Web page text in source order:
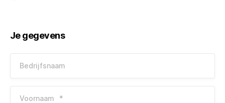
Je gegevens
Bedrijfsnaam
Voornaam *